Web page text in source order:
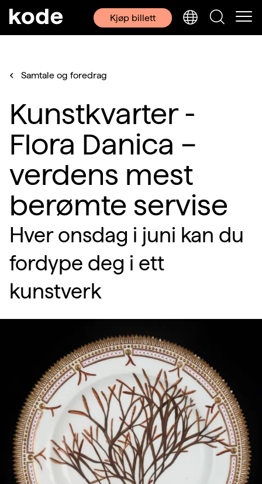
Kjøp billett
Samtale og foredrag
Kunstkvarter -
Flora Danica –
verdens mest
berømte servise
Hver onsdag i juni kan du
fordype deg i ett
kunstverk